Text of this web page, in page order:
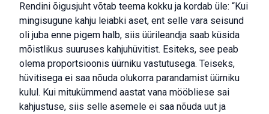
Rendini õigusjuht võtab teema kokku ja kordab üle: “Kui
mingisugune kahju leiabki aset, ent selle vara seisund
oli juba enne pigem halb, siis üürileandja saab küsida
mõistlikus suuruses kahjuhüvitist. Esiteks, see peab
olema proportsioonis üürniku vastutusega. Teiseks,
hüvitisega ei saa nõuda olukorra parandamist üürniku
kulul. Kui mitukümmend aastat vana mööbliese sai
kahjustuse, siis selle asemele ei saa nõuda uut ja